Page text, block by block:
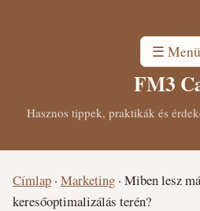
☰ Menü
FM3
Hasznos tippek, praktikák és
Címlap · Marketing · Miben lesz
keresőoptimalizálás terén?